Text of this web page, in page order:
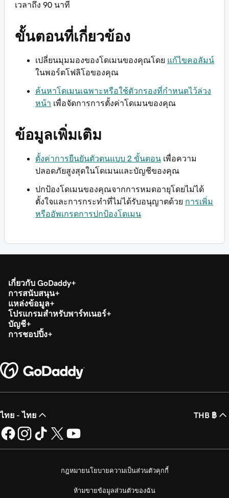
เวลาถึง 90 นาที
ขั้นตอนที่เกี่ยวข้อง
เปลี่ยนมุมมองของโดเมนของคุณโดย แก้ไขคอลัมน์
ในพอร์ตโฟลิโอของคุณ
ค้นหาโดเมนเฉพาะหรือใช้ตัวกรองที่กำหนดไว้ล่วง
หน้า เพื่อจัดการการตั้งค่าโดเมนของคุณ
ข้อมูลเพิ่มเติม
ตั้งค่าการยืนยันตัวตนแบบ 2 ขั้นตอน เพื่อความ
ปลอดภัยสูงสุดในโดเมนและบัญชีของคุณ
ปกป้องโดเมนของคุณจากการหมดอายุโดยไม่ได้
ตั้งใจและการกระทำที่ไม่ได้รับอนุญาตด้วย การเพิ่ม
หรืออัพเกรดการปกป้องโดเมน
เกี่ยวกับ GoDaddy
การสนับสนุน
แหล่งข้อมูล
โปรแกรมสำหรับพาร์ทเนอร์
บัญชี
การชอปปิ้ง
ไทย - ไทย THB ฿
กฎหมายนโยบายความเป็นส่วนตัวคุกกี้
ห้ามขายข้อมูลส่วนตัวของฉัน